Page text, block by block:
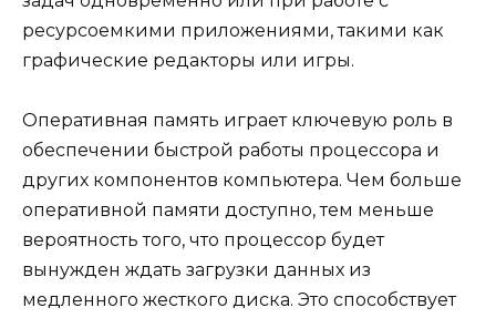
ресурсоемкими приложениями, такими как
графические редакторы или игры.
Оперативная память играет ключевую роль в
обеспечении быстрой работы процессора и
других компонентов компьютера. Чем больше
оперативной памяти доступно, тем меньше
вероятность того, что процессор будет
вынужден ждать загрузки данных из
медленного жесткого диска. Это способствует